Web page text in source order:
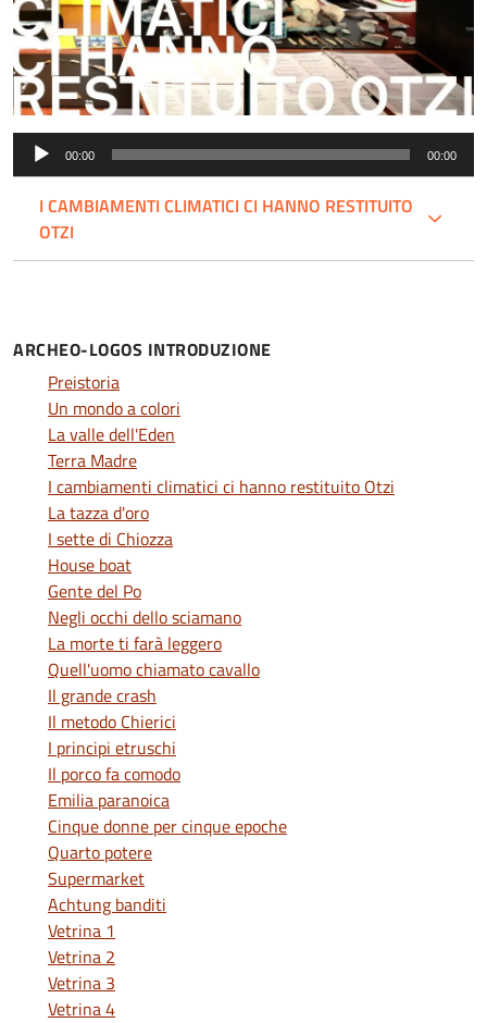
Audio
Player
00:00 00:00
I CAMBIAMENTI CLIMATICI CI HANNO RESTITUITO
OTZI
ARCHEO-LOGOS INTRODUZIONE
Preistoria
Un mondo a colori
La valle dell'Eden
Terra Madre
I cambiamenti climatici ci hanno restituito Otzi
La tazza d'oro
I sette di Chiozza
House boat
Gente del Po
Negli occhi dello sciamano
La morte ti farà leggero
Quell'uomo chiamato cavallo
Il grande crash
Il metodo Chierici
I principi etruschi
Il porco fa comodo
Emilia paranoica
Cinque donne per cinque epoche
Quarto potere
Supermarket
Achtung banditi
Vetrina 1
Vetrina 2
Vetrina 3
Vetrina 4